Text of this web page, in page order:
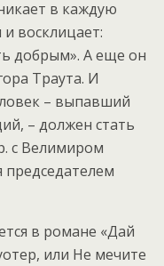
в каждую
восклицает:
добрым». А еще он
Траута. И
– выпавший
– должен стать
с Велимиром
в романе «Дай
или Не мечите